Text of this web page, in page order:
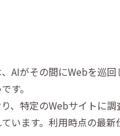
AIがその間にWebを巡
す。
、特定のWebサイトに
います。利用時点の最新